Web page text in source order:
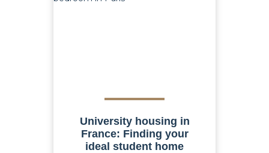
University housing in
France: Finding your
ideal student home